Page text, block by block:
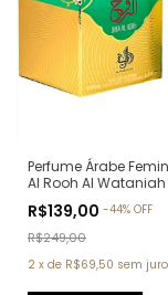
Perfume Árabe
Al Rooh Al
R$139,00 -44% OFF
R$249,00
2 x de R$69,50 sem